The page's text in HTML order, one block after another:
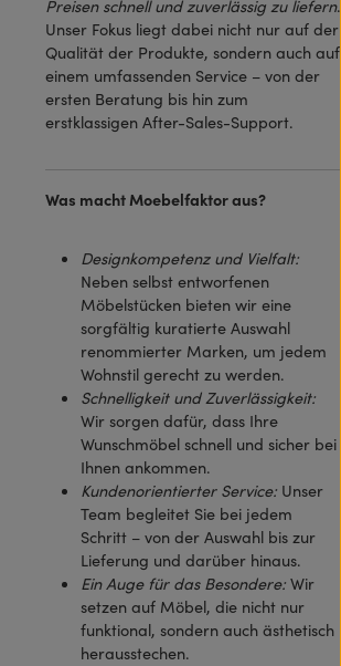
Preisen schnell und zuverlässig zu liefern.
Unser Fokus liegt dabei nicht nur auf der
Qualität der Produkte, sondern auch auf
einem umfassenden Service – von der
ersten Beratung bis hin zum
erstklassigen After-Sales-Support.
Was macht Moebelfaktor aus?
Designkompetenz und Vielfalt:
Neben selbst entworfenen
Möbelstücken bieten wir eine
sorgfältig kuratierte Auswahl
renommierter Marken, um jedem
Wohnstil gerecht zu werden.
Schnelligkeit und Zuverlässigkeit:
Wir sorgen dafür, dass Ihre
Wunschmöbel schnell und sicher bei
Ihnen ankommen.
Kundenorientierter Service: Unser
Team begleitet Sie bei jedem
Schritt – von der Auswahl bis zur
Lieferung und darüber hinaus.
Ein Auge für das Besondere: Wir
setzen auf Möbel, die nicht nur
funktional, sondern auch ästhetisch
herausstechen.